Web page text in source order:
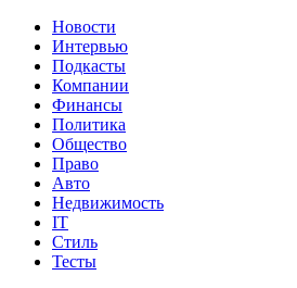
Новости
Интервью
Подкасты
Компании
Финансы
Политика
Общество
Право
Авто
Недвижимость
IT
Стиль
Тесты